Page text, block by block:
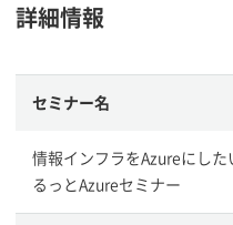
詳細情報
セミナー名
情報インフラをAzureにした
るっとAzureセミナー